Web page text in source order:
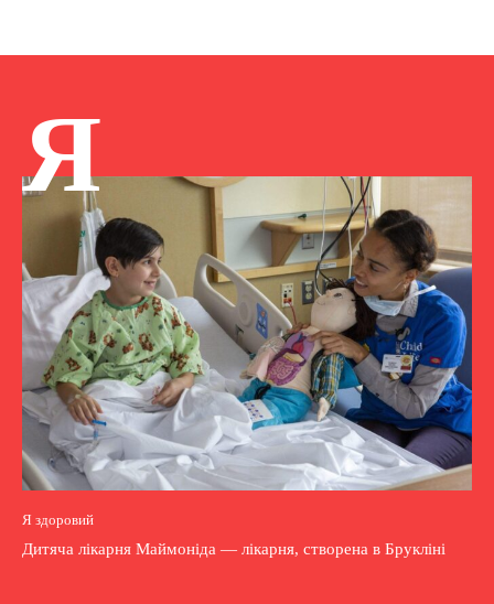
Я
Я здоровий
Дитяча лікарня Маймоніда — лікарня, створена в Брукліні